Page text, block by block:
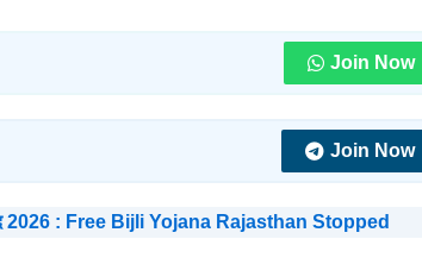
Join Now
Join Now
बंद 2026 : Free Bijli Yojana Rajasthan Stopped